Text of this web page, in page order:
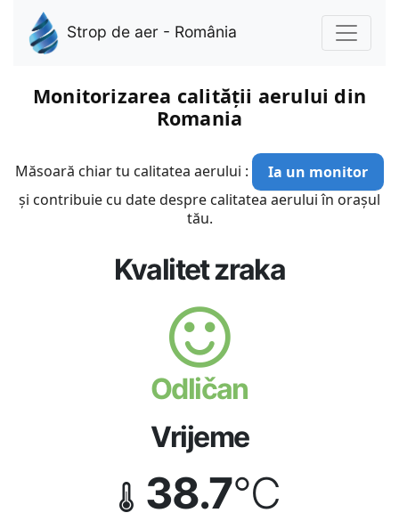
Strop de aer - România
Monitorizarea calității aerului din
Romania
Măsoară chiar tu calitatea aerului :
Ia un monitor
și contribuie cu date despre calitatea aerului în orașul
tău.
Kvalitet zraka
Odličan
Vrijeme
38.7°C